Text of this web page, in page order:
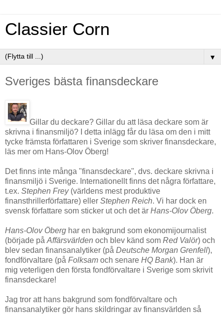
Classier Corn
▼
Sveriges bästa finansdeckare
Gillar du deckare? Gillar du att läsa deckare som är
skrivna i finansmiljö? I detta inlägg får du läsa om den i mitt
tycke främsta författaren i Sverige som skriver finansdeckare,
läs mer om Hans-Olov Öberg!
Det finns inte många "finansdeckare", dvs. deckare skrivna i
finansmiljö i Sverige. Internationellt finns det några författare,
t.ex. Stephen Frey(världens mest produktive
finansthrillerförfattare) eller Stephen Reich. Vi har dock en
svensk författare som sticker ut och det är Hans-Olov Öberg.
Hans-Olov Öberg har en bakgrund som ekonomijournalist
(började på Affärsvärlden och blev känd som Red Valör) och
blev sedan finansanalytiker (på Deutsche Morgan Grenfell),
fondförvaltare (på Folksam och senare HQ Bank). Han är
mig veterligen den första fondförvaltare i Sverige som skrivit
finansdeckare!
Jag tror att hans bakgrund som fondförvaltare och
finansanalytiker gör hans skildringar av finansvärlden så